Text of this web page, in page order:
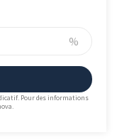
%
Pour des informations